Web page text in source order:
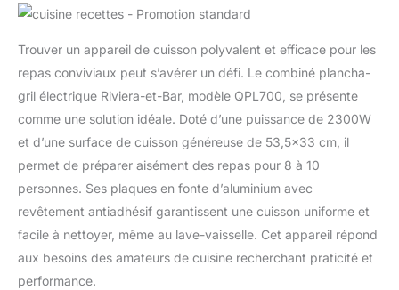
Trouver un appareil de cuisson polyvalent et efficace pour les
repas conviviaux peut s’avérer un défi. Le combiné plancha-
gril électrique Riviera-et-Bar, modèle QPL700, se présente
comme une solution idéale. Doté d’une puissance de 2300W
et d’une surface de cuisson généreuse de 53,5×33 cm, il
permet de préparer aisément des repas pour 8 à 10
personnes. Ses plaques en fonte d’aluminium avec
revêtement antiadhésif garantissent une cuisson uniforme et
facile à nettoyer, même au lave-vaisselle. Cet appareil répond
aux besoins des amateurs de cuisine recherchant praticité et
performance.